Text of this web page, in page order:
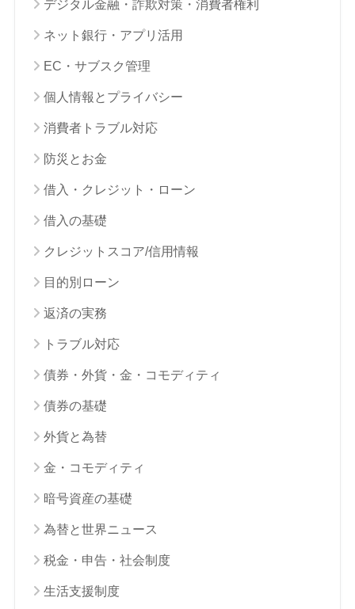
デジタル金融・詐欺対策・消費者権利
ネット銀行・アプリ活用
EC・サブスク管理
個人情報とプライバシー
消費者トラブル対応
防災とお金
借入・クレジット・ローン
借入の基礎
クレジットスコア/信用情報
目的別ローン
返済の実務
トラブル対応
債券・外貨・金・コモディティ
債券の基礎
外貨と為替
金・コモディティ
暗号資産の基礎
為替と世界ニュース
税金・申告・社会制度
生活支援制度